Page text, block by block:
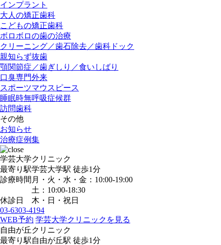
インプラント
大人の矯正歯科
こどもの矯正歯科
ボロボロの歯の治療
クリーニング／歯石除去／歯科ドック
親知らず抜歯
顎関節症／歯ぎしり／食いしばり
口臭専門外来
スポーツマウスピース
睡眠時無呼吸症候群
訪問歯科
その他
お知らせ
治療症例集
学芸大学クリニック
最寄り駅学芸大学駅 徒歩1分
診療時間 月・火・水・金：10:00-19:00
土：10:00-18:30
休診日
木・日・祝日
03-6303-4194
WEB予約 学芸大学クリニックを見る
自由が丘クリニック
最寄り駅自由が丘駅 徒歩1分